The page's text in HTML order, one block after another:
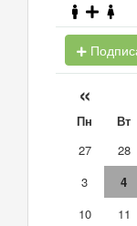
«
Пн Вт
27
28
3
4
10
11